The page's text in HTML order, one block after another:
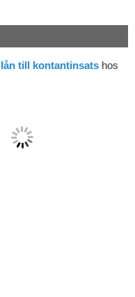
lån till kontantinsats hos